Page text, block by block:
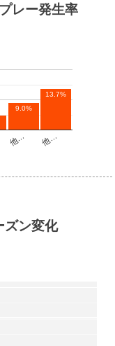
レー発生率
他… 他…
9.0%
13.7%
ズン変化